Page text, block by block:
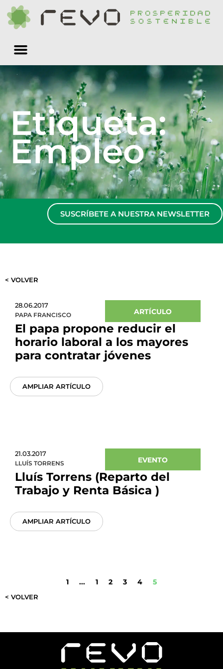
Etiqueta:
Empleo
SUSCRÍBETE A NUESTRA NEWSLETTER
< VOLVER
28.06.2017
PAPA FRANCISCO ARTÍCULO
El papa propone reducir el
horario laboral a los mayores
para contratar jóvenes
AMPLIAR ARTÍCULO
21.03.2017
LLUÍS TORRENS EVENTO
Lluís Torrens (Reparto del
Trabajo y Renta Básica )
AMPLIAR ARTÍCULO
1 ... 1 2 3 4 5
< VOLVER